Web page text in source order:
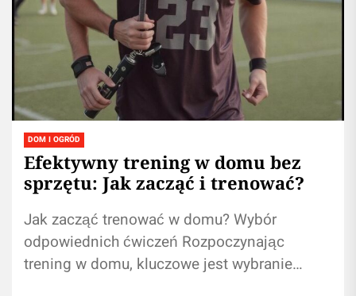
DOM I OGRÓD
Efektywny trening w domu bez
sprzętu: Jak zacząć i trenować?
Jak zacząć trenować w domu? Wybór
odpowiednich ćwiczeń Rozpoczynając
trening w domu, kluczowe jest wybranie